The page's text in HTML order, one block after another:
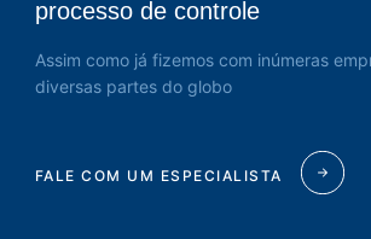
processo de controle
Assim como já fizemos com inúmeras
diversas partes do globo
FALE COM UM ESPECIALISTA